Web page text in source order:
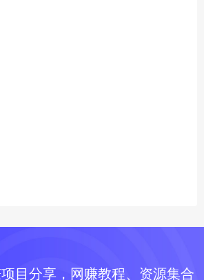
目分享，网赚教程、资源集合